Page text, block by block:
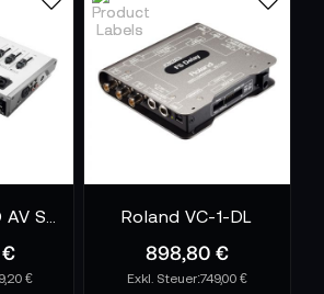
€
€
Roland VC-1-DL
898,80 €
749,00 €